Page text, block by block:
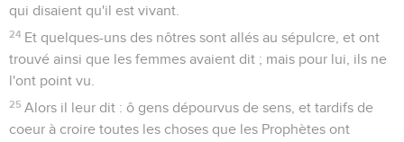
qui disaient qu'il est vivant.
24 Et quelques-uns des nôtres sont allés au sépulcre, et ont
trouvé ainsi que les femmes avaient dit ; mais pour lui, ils ne
l'ont point vu.
25 Alors il leur dit : ô gens dépourvus de sens, et tardifs de
coeur à croire toutes les choses que les Prophètes ont